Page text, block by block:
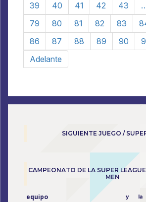
39
40 41 42 43
79
80 81 82 83
86
87 88 89 90
Adelante
SIGUIENTE JUEGO /
CAMPEONATO DE LA SUPER
MEN
equipo y la